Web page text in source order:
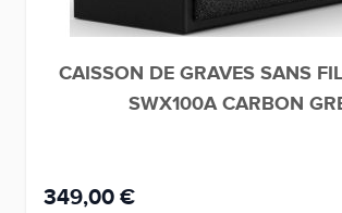
CAISSON DE GRAVES SANS
SWX100A CARBON
349,00 €